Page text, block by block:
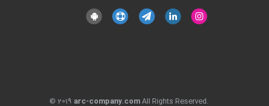
© 2019 arc-company.comAll Rights Reserved.